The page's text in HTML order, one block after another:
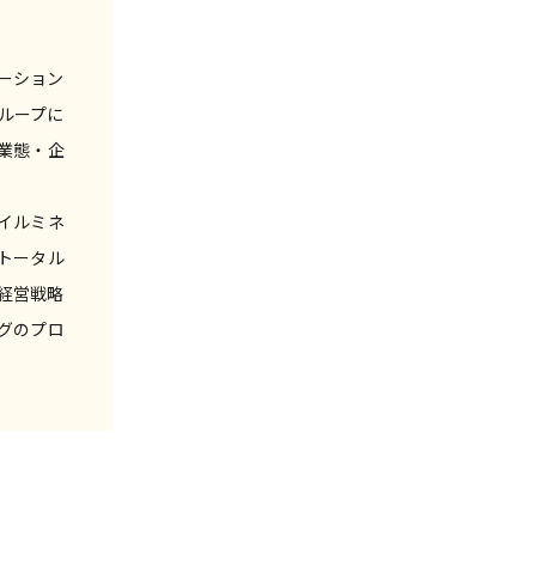
ション
ープに
態・企
ルミネ
ータル
営戦略
のプロ